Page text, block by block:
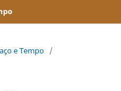
e Tempo /